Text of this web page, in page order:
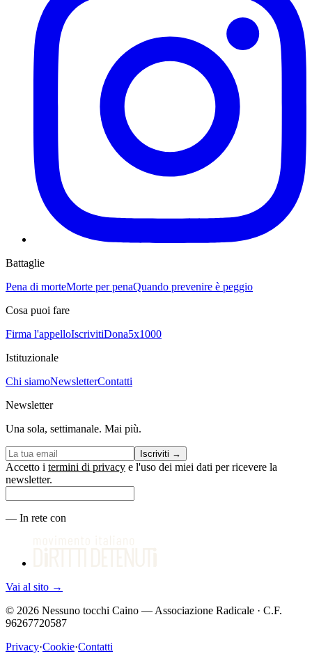
Battaglie
Pena di morteMorte per penaQuando prevenire è peggio
Cosa puoi fare
Firma l'appelloIscrivitiDona5x1000
Istituzionale
Chi siamoNewsletterContatti
Newsletter
Una sola, settimanale. Mai più.
Iscriviti →
Accetto i termini di privacy e l'uso dei miei dati per ricevere la
newsletter.
— In rete con
Vai al sito →
© 2026 Nessuno tocchi Caino — Associazione Radicale · C.F.
96267720587
Privacy·Cookie·Contatti